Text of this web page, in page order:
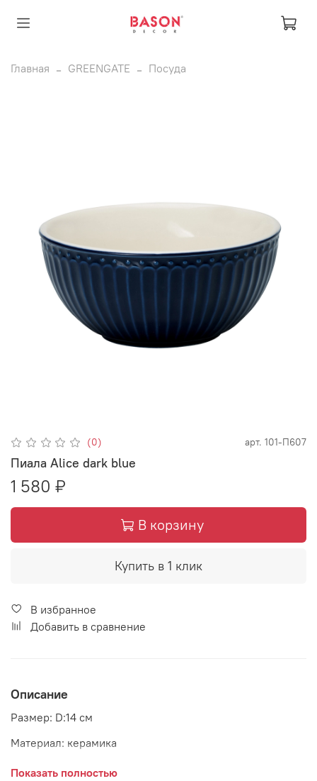
Главная GREENGATE Посуда
(0) арт. 101-П607
Пиала Alice dark blue
1 580 ₽
В корзину
Купить в 1 клик
В избранное
Добавить в сравнение
Описание
Размер: D:14 см
Материал: керамика
Страна: Дания
Показать полностью